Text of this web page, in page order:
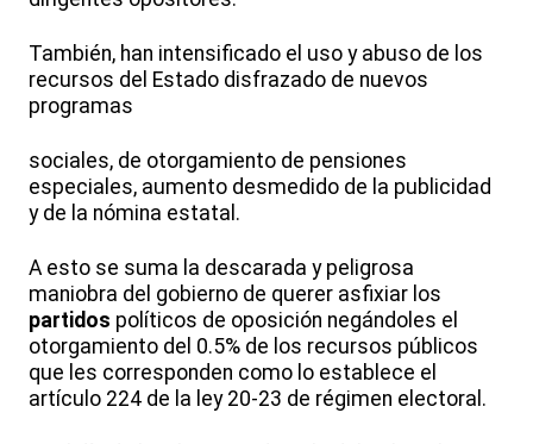
También, han intensificado el uso y abuso de los
recursos del Estado disfrazado de nuevos
programas
sociales, de otorgamiento de pensiones
especiales, aumento desmedido de la publicidad
y de la nómina estatal.
A esto se suma la descarada y peligrosa
maniobra del gobierno de querer asfixiar los
partidos políticos de oposición negándoles el
otorgamiento del 0.5% de los recursos públicos
que les corresponden como lo establece el
artículo 224 de la ley 20-23 de régimen electoral.